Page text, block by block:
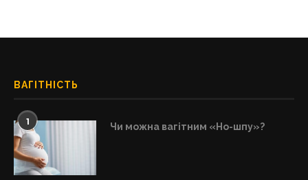
ВАГІТНІСТЬ
1 Чи можна вагітним «Но-шпу»?